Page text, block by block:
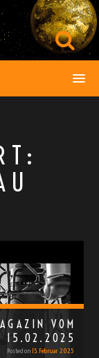
VOM
15.02.2025
Posted on 15. Februar 2025